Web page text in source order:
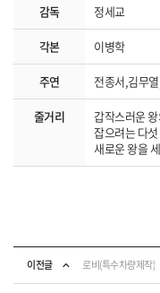
감독 정세교
각본 이병학
주연 전종서,김무
줄거리
갑작스러운
잡으려는 다
새로운 왕을
이전글 로비(특수차량제작)